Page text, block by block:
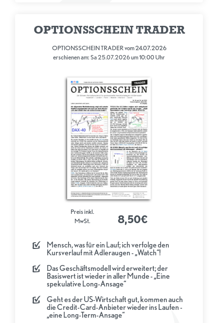
OPTIONSSCHEIN TRADER
OPTIONSSCHEIN TRADER vom 24.07.2026
erschienen am: Sa 25.07.2026 um 10:00 Uhr
Mensch, was für ein Lauf; ich verfolge den
Kursverlauf mit Adleraugen - „Watch“!
Das Geschäftsmodell wird erweitert; der
Basiswert ist wieder in aller Munde - „Eine
spekulative Long-Ansage“
Geht es der US-Wirtschaft gut, kommen auch
die Credit-Card-Anbieter wieder ins Laufen -
„eine Long-Term-Ansage“
Preis inkl.
MwSt.
8,50€